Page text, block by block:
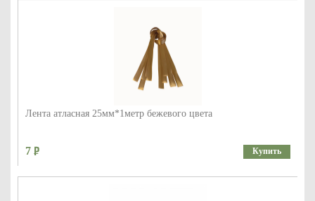
Лента атласная 25мм*1метр бежевого цвета
7 Купить